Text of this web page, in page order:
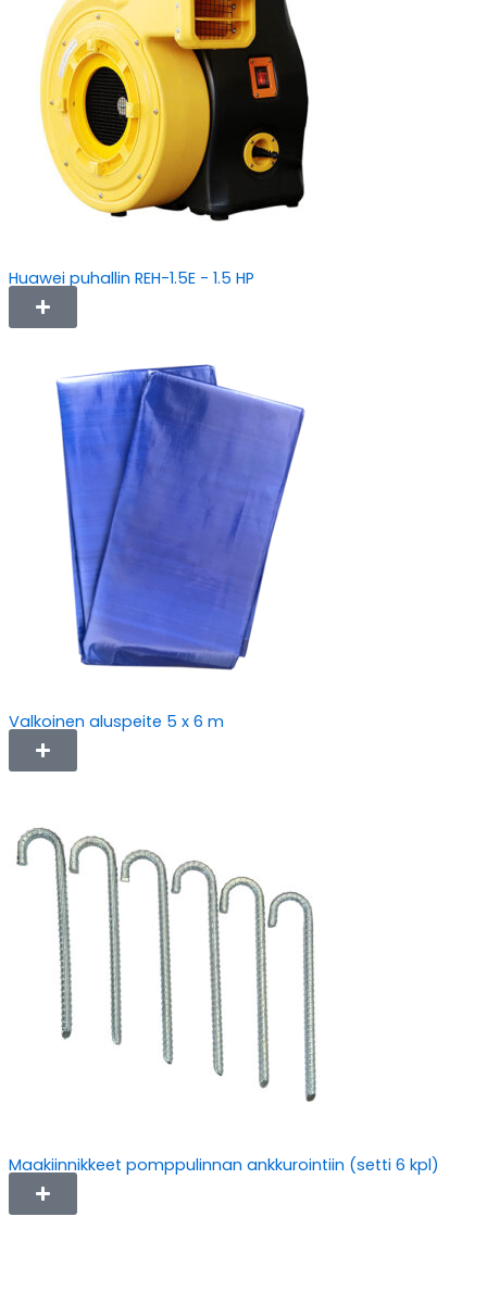
Huawei puhallin REH-1.5E - 1.5 HP
Valkoinen aluspeite 5 x 6 m
Maakiinnikkeet pomppulinnan ankkurointiin (setti 6 kpl)